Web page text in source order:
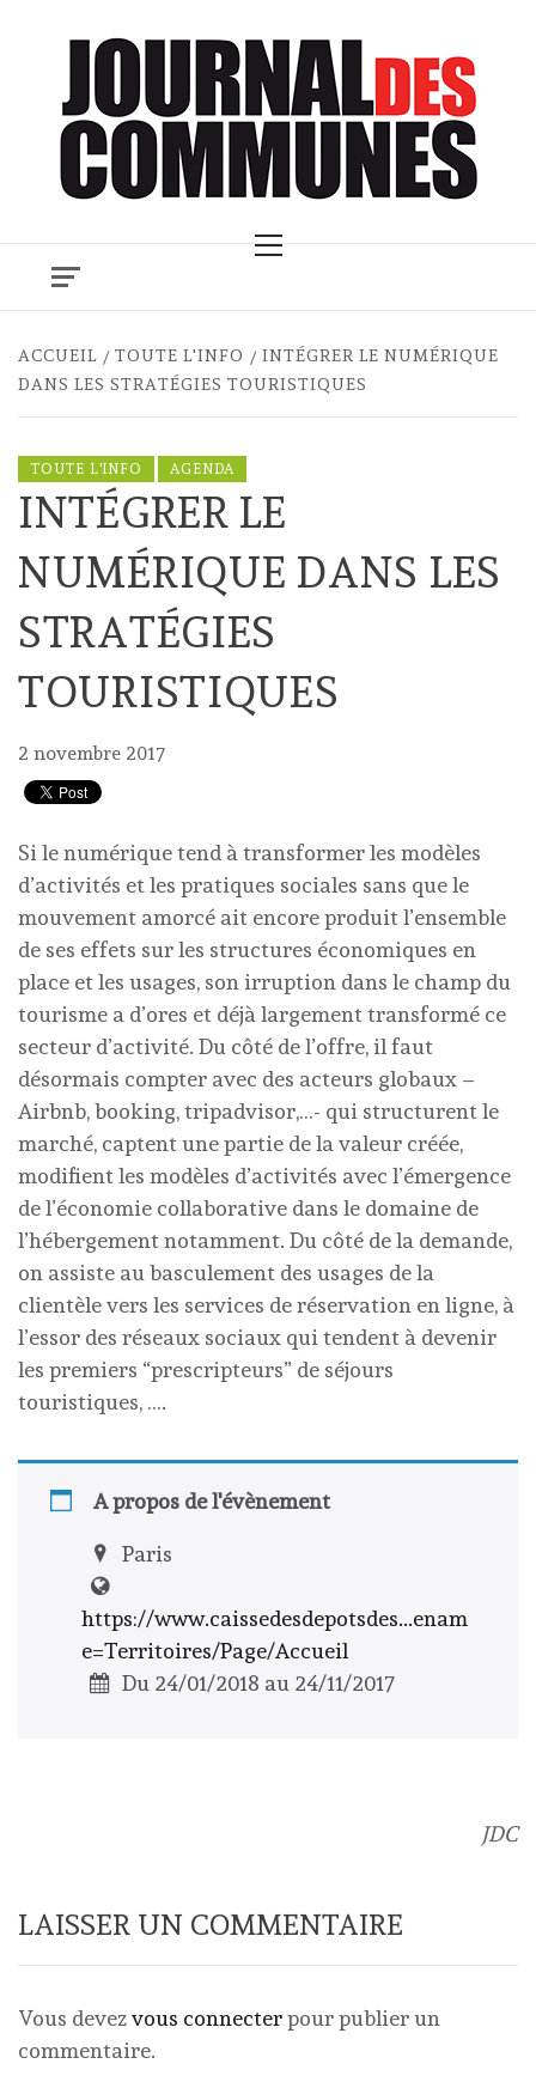
Menu
ACCUEIL TOUTE L'INFO
INTÉGRER LE NUMÉRIQUE
DANS LES STRATÉGIES TOURISTIQUES
TOUTE L'INFO AGENDA
INTÉGRER LE
NUMÉRIQUE DANS LES
STRATÉGIES
TOURISTIQUES
2 novembre 2017
Si le numérique tend à transformer les modèles
d’activités et les pratiques sociales sans que le
mouvement amorcé ait encore produit l’ensemble
de ses effets sur les structures économiques en
place et les usages, son irruption dans le champ du
tourisme a d’ores et déjà largement transformé ce
secteur d’activité. Du côté de l’offre, il faut
désormais compter avec des acteurs globaux –
Airbnb, booking, tripadvisor,…- qui structurent le
marché, captent une partie de la valeur créée,
modifient les modèles d’activités avec l’émergence
de l’économie collaborative dans le domaine de
l’hébergement notamment. Du côté de la demande,
on assiste au basculement des usages de la
clientèle vers les services de réservation en ligne, à
l’essor des réseaux sociaux qui tendent à devenir
les premiers “prescripteurs” de séjours
touristiques, ….
A propos de l'évènement
Paris
https://www.caissedesdepotsdes...enam
e=Territoires/Page/Accueil
Du 24/01/2018 au 24/11/2017
JDC
LAISSER UN COMMENTAIRE
Vous devezvous connecterpour publier un
commentaire.